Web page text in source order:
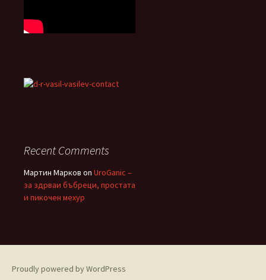
Recent Comments
Мартин Марков on UroGanic –
за здрваи бъбреци, простата
и пикочен мехур
Proudly powered by WordPress